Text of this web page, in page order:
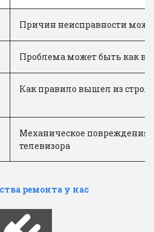
Причин неисправности
Проблема может быть как в
Как правило вышел из строя
Механическое повреждения
телевизора
ремонта у нас